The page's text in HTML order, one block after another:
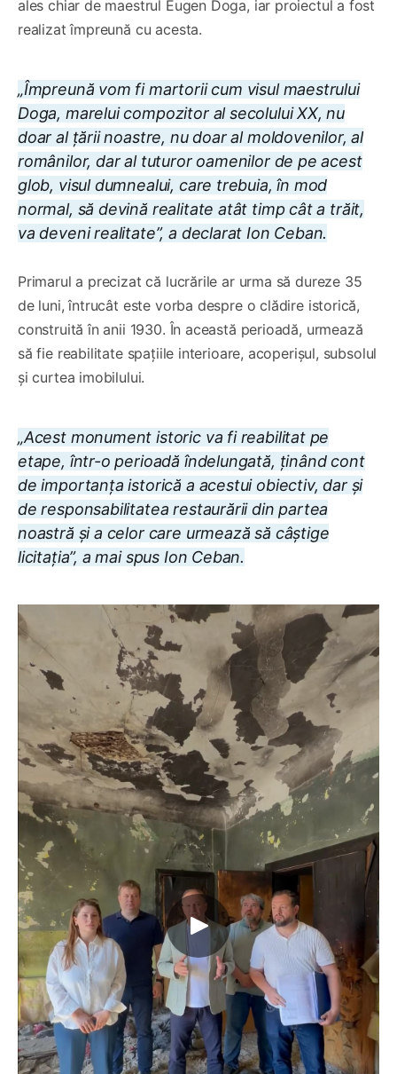
ales chiar de maestrul Eugen Doga, iar proiectul a fost
realizat împreună cu acesta.
„Împreună vom fi martorii cum visul maestrului
Doga, marelui compozitor al secolului XX, nu
doar al țării noastre, nu doar al moldovenilor, al
românilor, dar al tuturor oamenilor de pe acest
glob, visul dumnealui, care trebuia, în mod
normal, să devină realitate atât timp cât a trăit,
va deveni realitate”, a declarat Ion Ceban.
Primarul a precizat că lucrările ar urma să dureze 35
de luni, întrucât este vorba despre o clădire istorică,
construită în anii 1930. În această perioadă, urmează
să fie reabilitate spațiile interioare, acoperișul, subsolul
și curtea imobilului.
„Acest monument istoric va fi reabilitat pe
etape, într-o perioadă îndelungată, ținând cont
de importanța istorică a acestui obiectiv, dar și
de responsabilitatea restaurării din partea
noastră și a celor care urmează să câștige
licitația”, a mai spus Ion Ceban.